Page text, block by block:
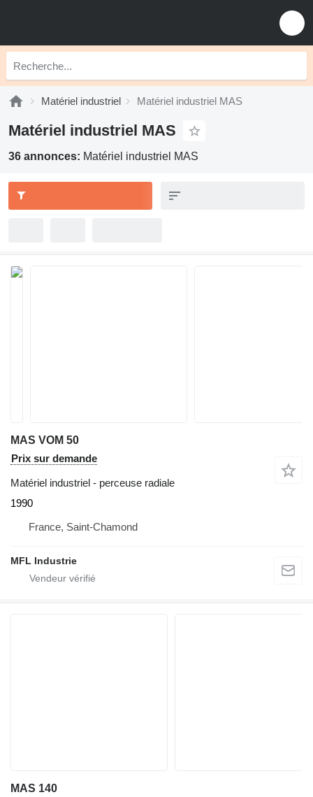
Matériel industriel Matériel industriel MAS
Matériel industriel MAS
36 annonces: Matériel industriel MAS
MAS VOM 50
Prix sur demande
Matériel industriel - perceuse radiale
1990
France, Saint-Chamond
MFL Industrie
MAS 140